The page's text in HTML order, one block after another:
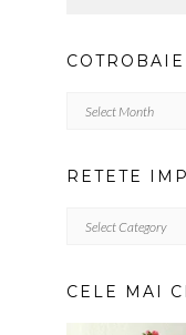
prin
RETETE
IMPARTITE
CELE MAI